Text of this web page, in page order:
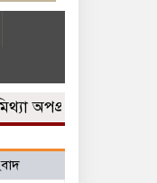
প্রতিবাদে